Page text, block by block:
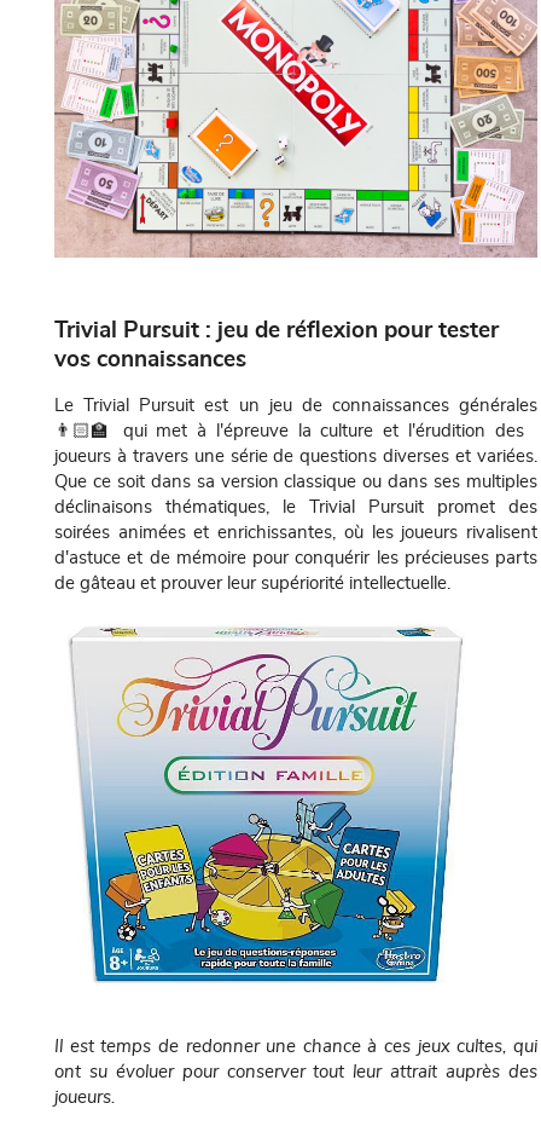
Trivial Pursuit : jeu de réflexion pour tester
vos connaissances
Le Trivial Pursuit est un jeu de connaissances générales
👨🏻‍🏫 qui met à l'épreuve la culture et l'érudition des
joueurs à travers une série de questions diverses et variées.
Que ce soit dans sa version classique ou dans ses multiples
déclinaisons thématiques, le Trivial Pursuit promet des
soirées animées et enrichissantes, où les joueurs rivalisent
d'astuce et de mémoire pour conquérir les précieuses parts
de gâteau et prouver leur supériorité intellectuelle.
Il est temps de redonner une chance à ces jeux cultes, qui
ont su évoluer pour conserver tout leur attrait auprès des
joueurs.